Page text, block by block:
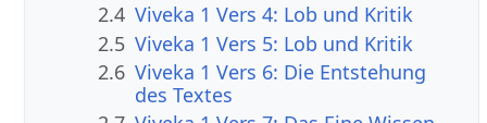
2.4 Viveka 1 Vers 4: Lob und Kritik
2.5 Viveka 1 Vers 5: Lob und Kritik
2.6 Viveka 1 Vers 6: Die Entstehung
des Textes